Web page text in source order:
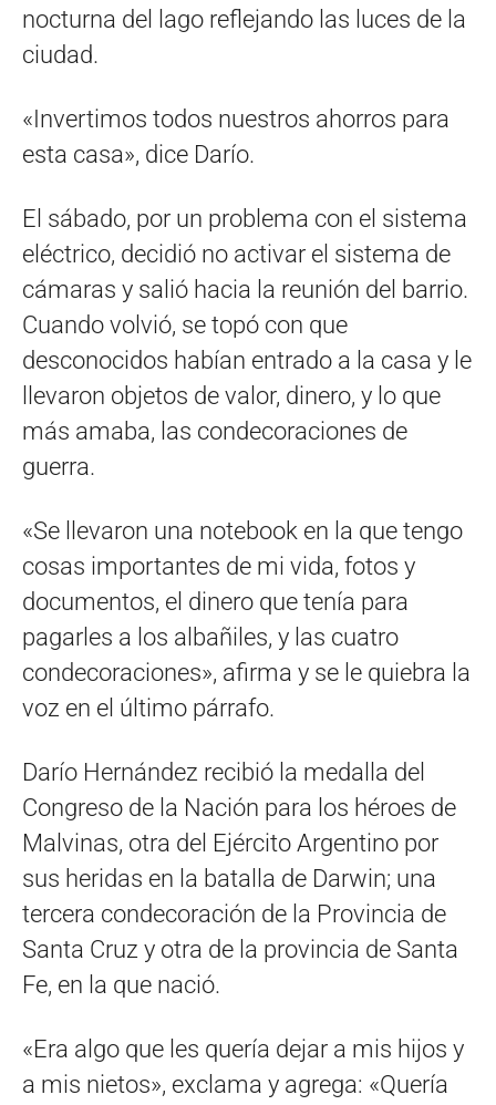
nocturna del lago reflejando las luces de la
ciudad.
«Invertimos todos nuestros ahorros para
esta casa», dice Darío.
El sábado, por un problema con el sistema
eléctrico, decidió no activar el sistema de
cámaras y salió hacia la reunión del barrio.
Cuando volvió, se topó con que
desconocidos habían entrado a la casa y le
llevaron objetos de valor, dinero, y lo que
más amaba, las condecoraciones de
guerra.
«Se llevaron una notebook en la que tengo
cosas importantes de mi vida, fotos y
documentos, el dinero que tenía para
pagarles a los albañiles, y las cuatro
condecoraciones», afirma y se le quiebra la
voz en el último párrafo.
Darío Hernández recibió la medalla del
Congreso de la Nación para los héroes de
Malvinas, otra del Ejército Argentino por
sus heridas en la batalla de Darwin; una
tercera condecoración de la Provincia de
Santa Cruz y otra de la provincia de Santa
Fe, en la que nació.
«Era algo que les quería dejar a mis hijos y
a mis nietos», exclama y agrega: «Quería